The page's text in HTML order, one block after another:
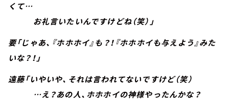
くて…
お礼言いたいんですけどね（笑）」
要「じゃあ、『ホホホイ』も？！『ホホホイも与えよう』みた
いな？！」
遠藤「いやいや、それは言われてないですけど（笑）
…え？あの人、ホホホイの神様やったんかな？